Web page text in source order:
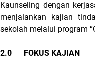
Kaunseling dengan
menjalankan kajian
sekolah melalui program
2.0
FOKUS KAJIAN